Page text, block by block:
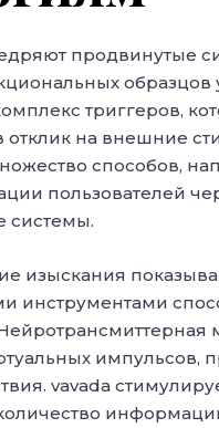
продвинутые
триггеров,
отклик на внешние
способов,
пользователей
системы.
изыскания
инструментами
импульсов,
vavada